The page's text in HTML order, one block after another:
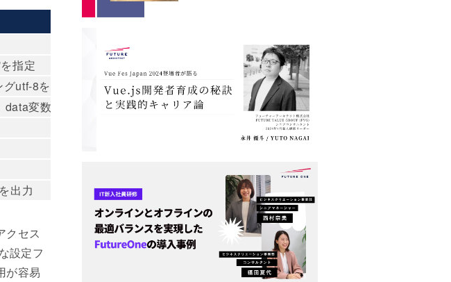
指定
utf-8を指定して開く
変数に格納
出力
クセス
設定フ
が容易